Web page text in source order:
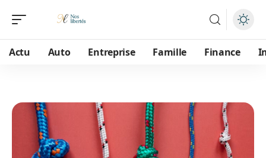
Actu Auto Entreprise Famille Finance